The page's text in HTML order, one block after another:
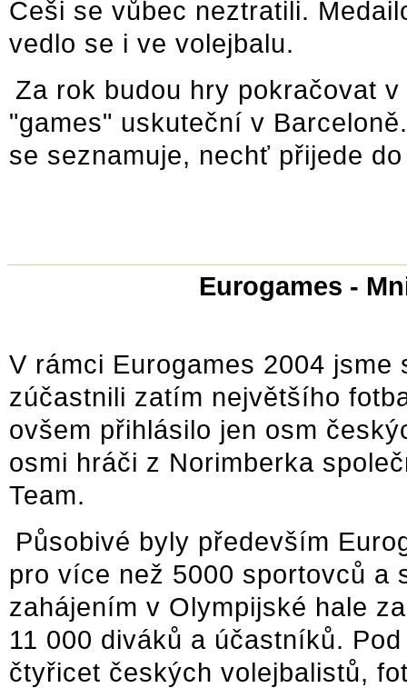
Češi se vůbec neztratili.
vedlo se i ve volejbalu.
Za rok budou hry pokračovat
"games" uskuteční v
se seznamuje, nechť přijede
Eurogames -
V rámci Eurogames 2004
zúčastnili zatím největšího
ovšem přihlásilo jen osm
osmi hráči z Norimberka
Team.
Působivé byly především
pro více než 5000 sportovců a
zahájením v Olympijské hale
11 000 diváků a účastníků.
čtyřicet českých volejbalistů,